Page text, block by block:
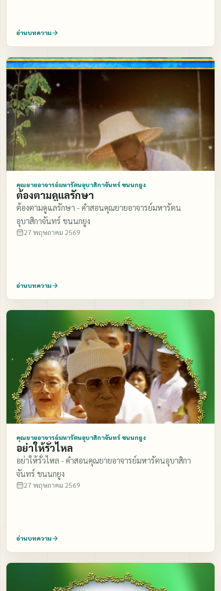
อ่านบทความ
คุณยายอาจารย์มหารัตนอุบาสิกาจันทร์ ขนนกยูง
ต้องตามดูแลรักษา
ต้องตามดูแลรักษา - คำสอนคุณยายอาจารย์มหารัตน
อุบาสิกาจันทร์ ขนนกยูง
27 พฤษภาคม 2569
อ่านบทความ
คุณยายอาจารย์มหารัตนอุบาสิกาจันทร์ ขนนกยูง
อย่าให้รั่วไหล
อย่าให้รั่วไหล - คำสอนคุณยายอาจารย์มหารัตนอุบาสิกา
จันทร์ ขนนกยูง
27 พฤษภาคม 2569
อ่านบทความ